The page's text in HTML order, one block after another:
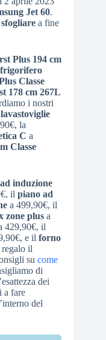
Jet 60.
a fine
Plus 194 cm
frigorifero
Classe
178 cm 267L
i nostri
lavastoviglie
la
C a
Classe
induzione
il piano ad
a 499,90€, il
zone plus a
429,90€, il
e il forno
il
su come
di
dei
a fare
del